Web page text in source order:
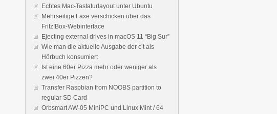
Echtes Mac-Tastaturlayout unter Ubuntu
Mehrseitige Faxe verschicken über das
Fritz!Box-Webinterface
Ejecting external drives in macOS 11 “Big Sur”
Wie man die aktuelle Ausgabe der c’t als
Hörbuch konsumiert
Ist eine 60er Pizza mehr oder weniger als
zwei 40er Pizzen?
Transfer Raspbian from NOOBS partition to
regular SD Card
Orbsmart AW-05 MiniPC und Linux Mint / 64